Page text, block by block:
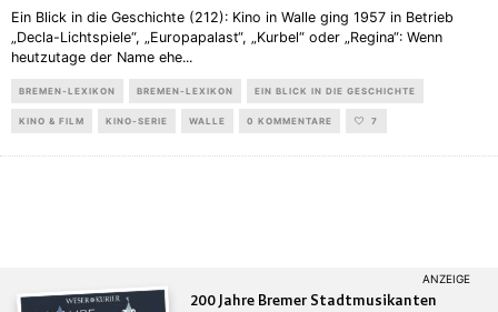
Ein Blick in die Geschichte (212): Kino in Walle ging 1957 in Betrieb
„Decla-Lichtspiele“, „Europapalast“, „Kurbel“ oder „Regina“: Wenn
heutzutage der Name ehe...
BREMEN-LEXIKON BREMEN-LEXIKON EIN BLICK IN DIE GESCHICHTE
KINO & FILM KINO-SERIE WALLE 0 KOMMENTARE 7
200 Jahre Bremer Stadtmusikanten